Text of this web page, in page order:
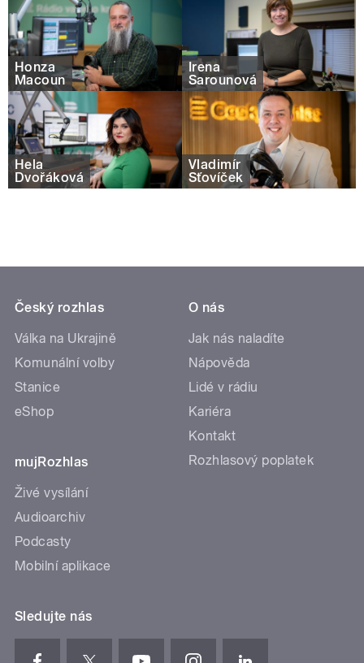
Honza
Macoun
Irena
Šarounová
Hela
Dvořáková
Vladimír
Šťovíček
Český rozhlas
Válka na Ukrajině
Komunální volby
Stanice
eShop
mujRozhlas
Živé vysílání
Audioarchiv
Podcasty
Mobilní aplikace
O nás
Jak nás naladíte
Nápověda
Lidé v rádiu
Kariéra
Kontakt
Rozhlasový poplatek
Sledujte nás